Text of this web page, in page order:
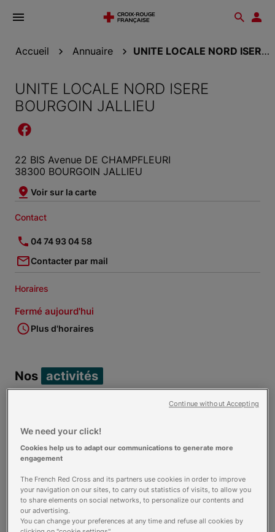
Ouvrir
Accueil Annuaire UNITE LOCALE NORD ISERE BOURGOIN JALLIEU
UNITE LOCALE NORD ISERE
BOURGOIN JALLIEU
22 BIS Avenue DE CHAMPFLEURI
38300 BOURGOIN JALLIEU
Voir sur la carte
Contact
04 74 93 04 58
Contacter par mail
Horaires
Fermé aujourd'hui
Plus d'horaires
Nos activités
Permanence d'accueil et
We need your click!
Cookies help us to adapt our communications to generate more
engagement
The French Red Cross and its partners use cookies in order to improve
your navigation on our sites, to carry out statistics of visits, to allow you
to share elements on social networks, to personalize our contents and
our advertising.
You can change your preferences at any time and refuse all cookies by
Continue without Accepting